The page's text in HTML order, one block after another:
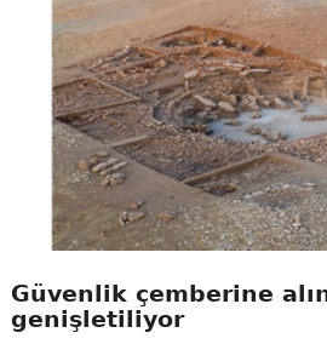
Güvenlik çemberine
genişletiliyor